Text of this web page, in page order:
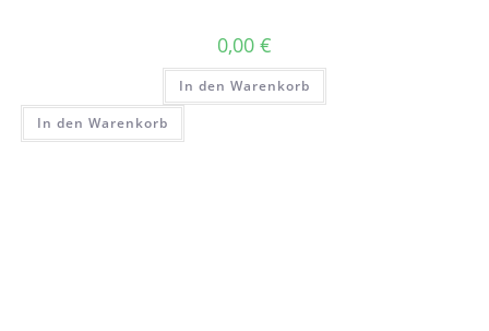
0,00 €
In den Warenkorb
In den Warenkorb